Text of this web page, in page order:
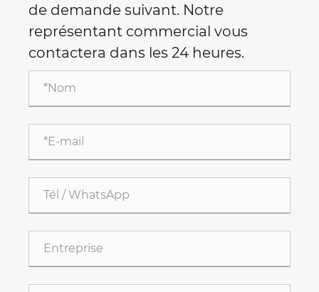
de demande suivant. Notre
représentant commercial vous
contactera dans les 24 heures.